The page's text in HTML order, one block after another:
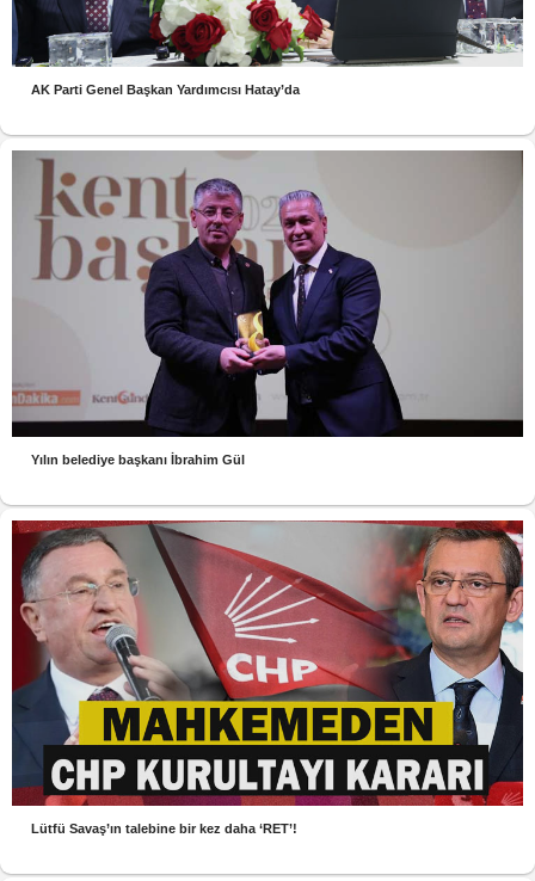
AK Parti Genel Başkan Yardımcısı Hatay’da
Yılın belediye başkanı İbrahim Gül
Lütfü Savaş’ın talebine bir kez daha ‘RET’!